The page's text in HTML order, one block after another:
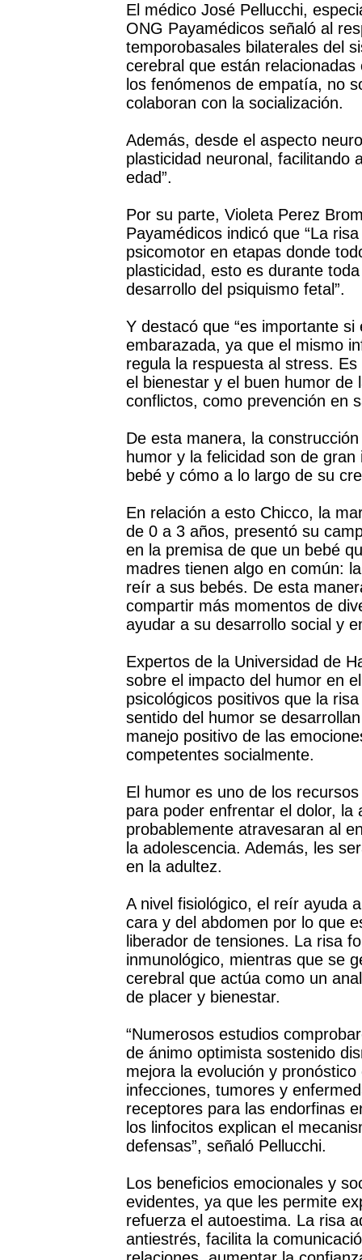
El médico José Pellucchi,
ONG Payamédicos señaló al
temporobasales bilaterales del
cerebral que están
los fenómenos de empatía, no
colaboran con la socialización.
Además, desde el aspecto
plasticidad neuronal, facilitando
edad”.
Por su parte, Violeta Perez
Payamédicos indicó que “La
psicomotor en etapas donde
plasticidad, esto es durante
desarrollo del psiquismo fetal”.
Y destacó que “es importante
embarazada, ya que el mismo
regula la respuesta al stress.
el bienestar y el buen humor de
conflictos, como prevención en
De esta manera, la
humor y la felicidad son de
bebé y cómo a lo largo de su
En relación a esto Chicco, la
de 0 a 3 años, presentó su
en la premisa de que un bebé
madres tienen algo en común:
reír a sus bebés. De esta
compartir más momentos de
ayudar a su desarrollo social y
Expertos de la Universidad de
sobre el impacto del humor en
psicológicos positivos que la
sentido del humor se
manejo positivo de las
competentes socialmente.
El humor es uno de los
para poder enfrentar el dolor, la
probablemente atravesaran al
la adolescencia. Además, les
en la adultez.
A nivel fisiológico, el reír ayuda
cara y del abdomen por lo que
liberador de tensiones. La risa
inmunológico, mientras que se
cerebral que actúa como un
de placer y bienestar.
“Numerosos estudios
de ánimo optimista sostenido
mejora la evolución y
infecciones, tumores y
receptores para las endorfinas
los linfocitos explican el
defensas”, señaló Pellucchi.
Los beneficios emocionales y
evidentes, ya que les permite
refuerza el autoestima. La risa
antiestrés, facilita la